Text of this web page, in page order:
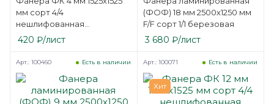
мм сорт 4/4
нешлифованная
березовая
420 ₽/лист
(ФОФ) 18 мм 2500х1250 мм
F/F сорт 1/1 березовая
3 680 ₽/лист
Есть в наличии
Арт.: 100460
Хит
Есть в наличии
Арт.: 100071